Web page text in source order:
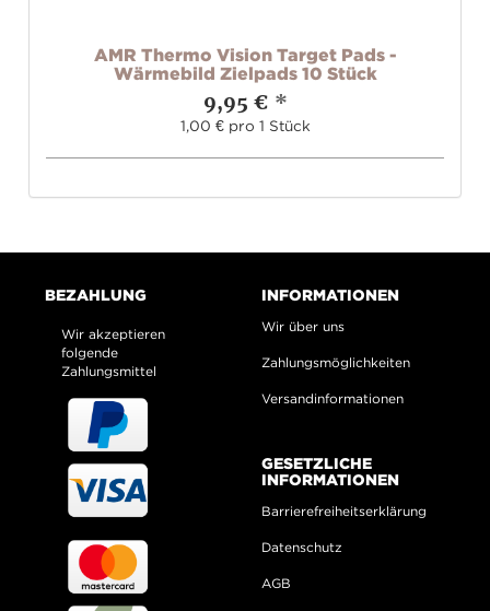
AMR Thermo Vision Target Pads -
Wärmebild Zielpads 10 Stück
9,95 € *
1,00 € pro 1 Stück
BEZAHLUNG
Wir akzeptieren
folgende
Zahlungsmittel
INFORMATIONEN
Wir über uns
Zahlungsmöglichkeiten
Versandinformationen
GESETZLICHE
INFORMATIONEN
Barrierefreiheitserklärung
Datenschutz
AGB